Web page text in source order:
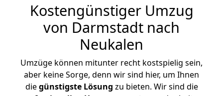
Kostengünstiger Umzug
von Darmstadt nach
Neukalen
Umzüge können mitunter recht kostspielig sein,
aber keine Sorge, denn wir sind hier, um Ihnen
diegünstigste Lösung zu bieten. Wir sind die